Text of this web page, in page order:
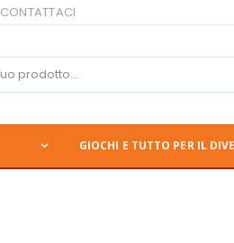
CONTATTACI
GIOCHI E TUTTO PER IL